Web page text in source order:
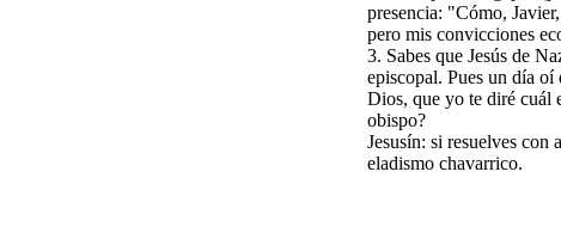
presencia: "Cómo,
pero mis convicciones
3. Sabes que Jesús de
episcopal. Pues un día
Dios, que yo te diré cuál
obispo?
Jesusín: si resuelves con
eladismo chavarrico.